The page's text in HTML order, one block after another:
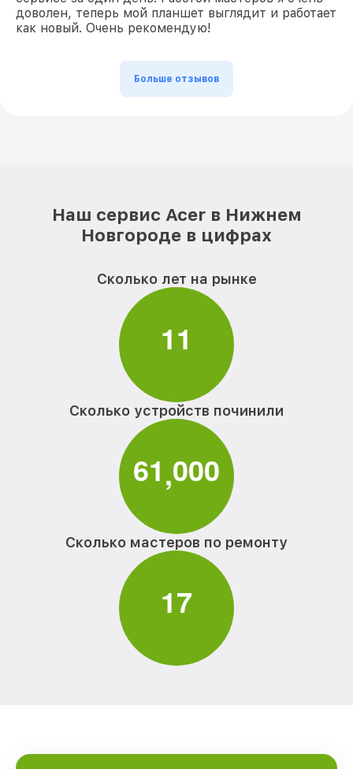
доволен, теперь мой планшет выглядит и работает
как новый. Очень рекомендую!
Больше отзывов
Наш сервис Acer в Нижнем
Новгороде в цифрах
Сколько лет на рынке
11
Сколько устройств починили
61,000
Сколько мастеров по ремонту
17